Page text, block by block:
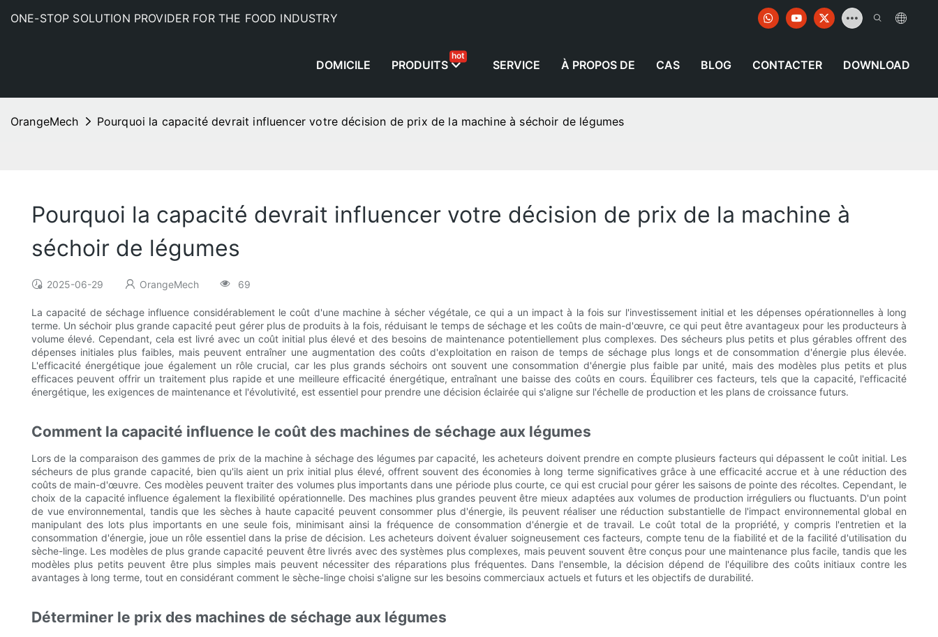
ONE-STOP SOLUTION PROVIDER FOR THE FOOD INDUSTRY
DOMICILE PRODUITS
hot
SERVICE À PROPOS DE CAS BLOG CONTACTER DOWNLOAD
OrangeMech Pourquoi la capacité devrait influencer votre décision de prix de la machine à séchoir de légumes
Pourquoi la capacité devrait influencer votre décision de prix de la machine à
séchoir de légumes
2025-06-29 OrangeMech 69
La capacité de séchage influence considérablement le coût d'une machine à sécher végétale, ce qui a un impact à la fois sur l'investissement initial et les dépenses opérationnelles à long
terme. Un séchoir plus grande capacité peut gérer plus de produits à la fois, réduisant le temps de séchage et les coûts de main-d'œuvre, ce qui peut être avantageux pour les producteurs à
volume élevé. Cependant, cela est livré avec un coût initial plus élevé et des besoins de maintenance potentiellement plus complexes. Des sécheurs plus petits et plus gérables offrent des
dépenses initiales plus faibles, mais peuvent entraîner une augmentation des coûts d'exploitation en raison de temps de séchage plus longs et de consommation d'énergie plus élevée.
L'efficacité énergétique joue également un rôle crucial, car les plus grands séchoirs ont souvent une consommation d'énergie plus faible par unité, mais des modèles plus petits et plus
efficaces peuvent offrir un traitement plus rapide et une meilleure efficacité énergétique, entraînant une baisse des coûts en cours. Équilibrer ces facteurs, tels que la capacité, l'efficacité
énergétique, les exigences de maintenance et l'évolutivité, est essentiel pour prendre une décision éclairée qui s'aligne sur l'échelle de production et les plans de croissance futurs.
Comment la capacité influence le coût des machines de séchage aux légumes
Lors de la comparaison des gammes de prix de la machine à séchage des légumes par capacité, les acheteurs doivent prendre en compte plusieurs facteurs qui dépassent le coût initial. Les
sécheurs de plus grande capacité, bien qu'ils aient un prix initial plus élevé, offrent souvent des économies à long terme significatives grâce à une efficacité accrue et à une réduction des
coûts de main-d'œuvre. Ces modèles peuvent traiter des volumes plus importants dans une période plus courte, ce qui est crucial pour gérer les saisons de pointe des récoltes. Cependant, le
choix de la capacité influence également la flexibilité opérationnelle. Des machines plus grandes peuvent être mieux adaptées aux volumes de production irréguliers ou fluctuants. D'un point
de vue environnemental, tandis que les sèches à haute capacité peuvent consommer plus d'énergie, ils peuvent réaliser une réduction substantielle de l'impact environnemental global en
manipulant des lots plus importants en une seule fois, minimisant ainsi la fréquence de consommation d'énergie et de travail. Le coût total de la propriété, y compris l'entretien et la
consommation d'énergie, joue un rôle essentiel dans la prise de décision. Les acheteurs doivent évaluer soigneusement ces facteurs, compte tenu de la fiabilité et de la facilité d'utilisation du
sèche-linge. Les modèles de plus grande capacité peuvent être livrés avec des systèmes plus complexes, mais peuvent souvent être conçus pour une maintenance plus facile, tandis que les
modèles plus petits peuvent être plus simples mais peuvent nécessiter des réparations plus fréquentes. Dans l'ensemble, la décision dépend de l'équilibre des coûts initiaux contre les
avantages à long terme, tout en considérant comment le sèche-linge choisi s'aligne sur les besoins commerciaux actuels et futurs et les objectifs de durabilité.
Déterminer le prix des machines de séchage aux légumes